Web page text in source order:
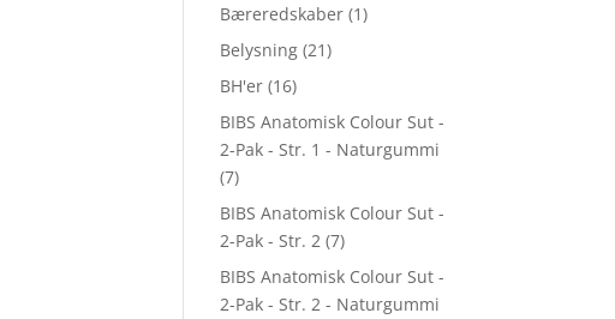
Bæreredskaber (1)
Belysning (21)
BH'er (16)
BIBS Anatomisk Colour Sut -
2-Pak - Str. 1 - Naturgummi
(7)
BIBS Anatomisk Colour Sut -
2-Pak - Str. 2 (7)
BIBS Anatomisk Colour Sut -
2-Pak - Str. 2 - Naturgummi